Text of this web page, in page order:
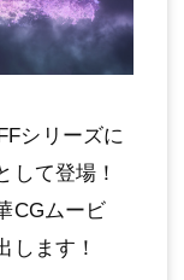
シリーズに
して登場！
CGムービ
します！